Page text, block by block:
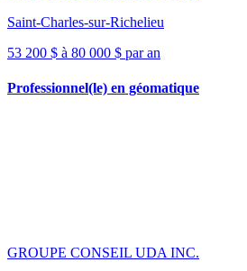
Saint-Charles-sur-Richelieu
53 200 $ à 80 000 $ par an
Professionnel(le) en géomatique
GROUPE CONSEIL UDA INC.